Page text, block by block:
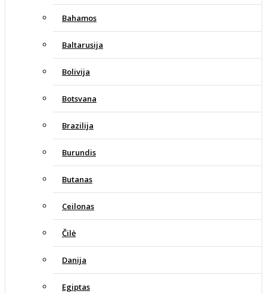
Bahamos
Baltarusija
Bolivija
Botsvana
Brazilija
Burundis
Butanas
Ceilonas
Čilė
Danija
Egiptas